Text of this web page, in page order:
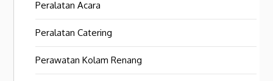
Peralatan Acara
Peralatan Catering
Perawatan Kolam Renang